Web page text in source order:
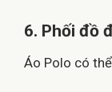
6. Phối đồ
Áo Polo có